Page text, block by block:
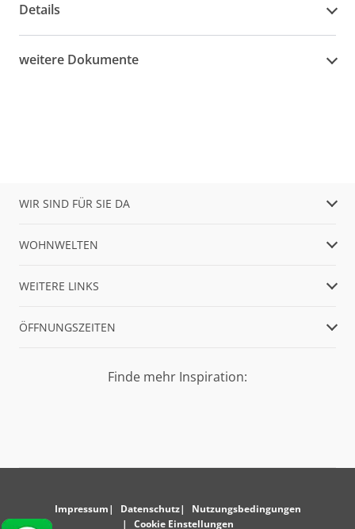
Details
weitere Dokumente
WIR SIND FÜR SIE DA
WOHNWELTEN
WEITERE LINKS
ÖFFNUNGSZEITEN
Finde mehr Inspiration:
Impressum Datenschutz
Nutzungsbedingungen
Cookie Einstellungen